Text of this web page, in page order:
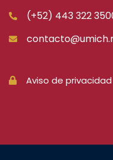
(+52) 443 322
Aviso de privacidad